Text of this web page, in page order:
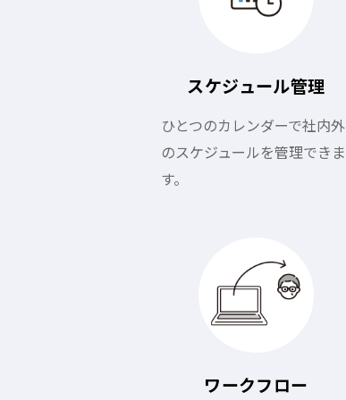
スケジュール管理
ひとつのカレンダーで社内外
のスケジュールを管理できま
す。
ワークフロー